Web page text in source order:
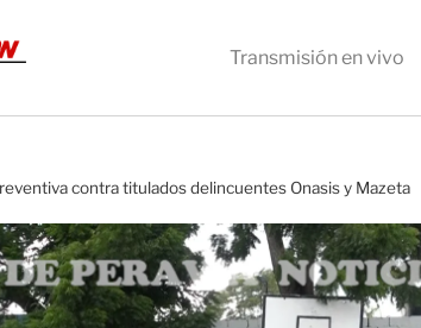
Transmisión en vivo
contra titulados delincuentes Onasis y Mazeta